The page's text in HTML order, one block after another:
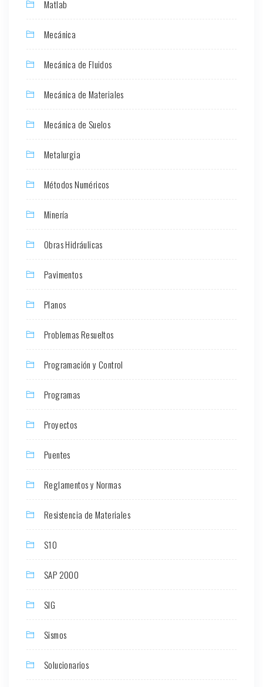
Matlab
Mecánica
Mecánica de Fluidos
Mecánica de Materiales
Mecánica de Suelos
Metalurgia
Métodos Numéricos
Minería
Obras Hidráulicas
Pavimentos
Planos
Problemas Resueltos
Programación y Control
Programas
Proyectos
Puentes
Reglamentos y Normas
Resistencia de Materiales
S10
SAP 2000
SIG
Sismos
Solucionarios